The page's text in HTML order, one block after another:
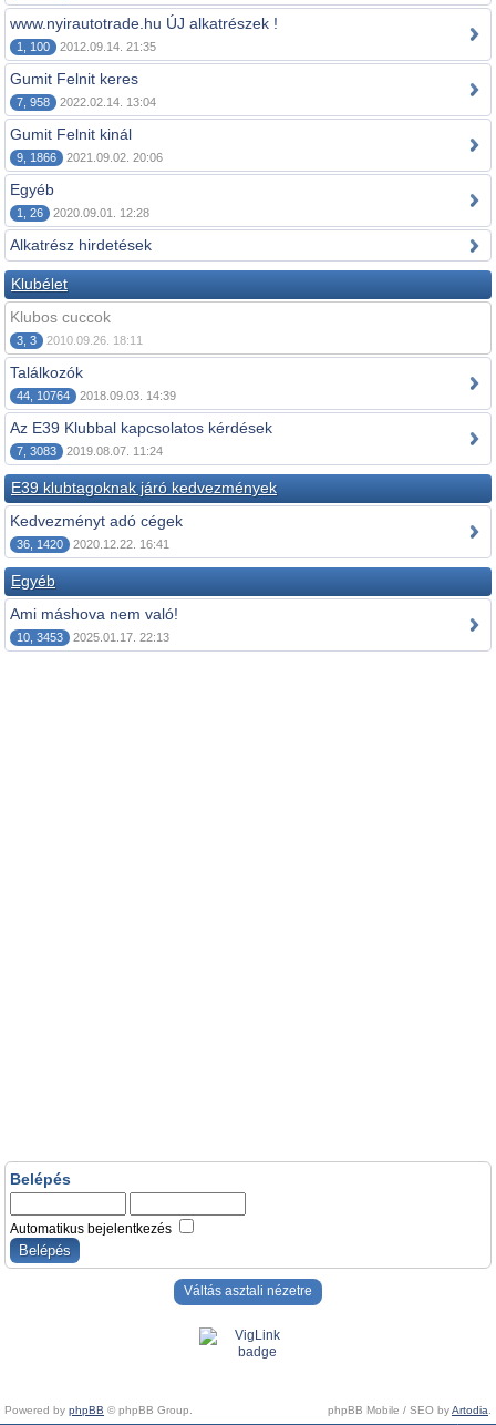
www.nyirautotrade.hu ÚJ alkatrészek !
1, 100 2012.09.14. 21:35
Gumit Felnit keres
7, 958 2022.02.14. 13:04
Gumit Felnit kinál
9, 1866 2021.09.02. 20:06
Egyéb
1, 26 2020.09.01. 12:28
Alkatrész hirdetések
Klubélet
Klubos cuccok
3, 3 2010.09.26. 18:11
Találkozók
44, 10764 2018.09.03. 14:39
Az E39 Klubbal kapcsolatos kérdések
7, 3083 2019.08.07. 11:24
E39 klubtagoknak járó kedvezmények
Kedvezményt adó cégek
36, 1420 2020.12.22. 16:41
Egyéb
Ami máshova nem való!
10, 3453 2025.01.17. 22:13
Belépés
Automatikus bejelentkezés
Váltás asztali nézetre
Powered by phpBB © phpBB Group. phpBB Mobile / SEO byArtodia.